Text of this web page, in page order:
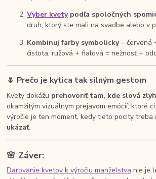
Vyber kvetypodľa spoločných
druh, ktorý ste mali na svadbe alebo v
Kombinuj farby symbolicky– červená
čistota, ružová + fialová = nežnosť +
🌷 Prečo je kytica tak silným gestom
Kvety dokážu prehovoriť tam, kde slová
okamžitým vizuálnym prejavom emócií, ktoré
výročie je ten moment, kedy tieto pocity treba
ukázať.
🌸 Záver:
Darovanie kvetov k výročiu manželstva nie je